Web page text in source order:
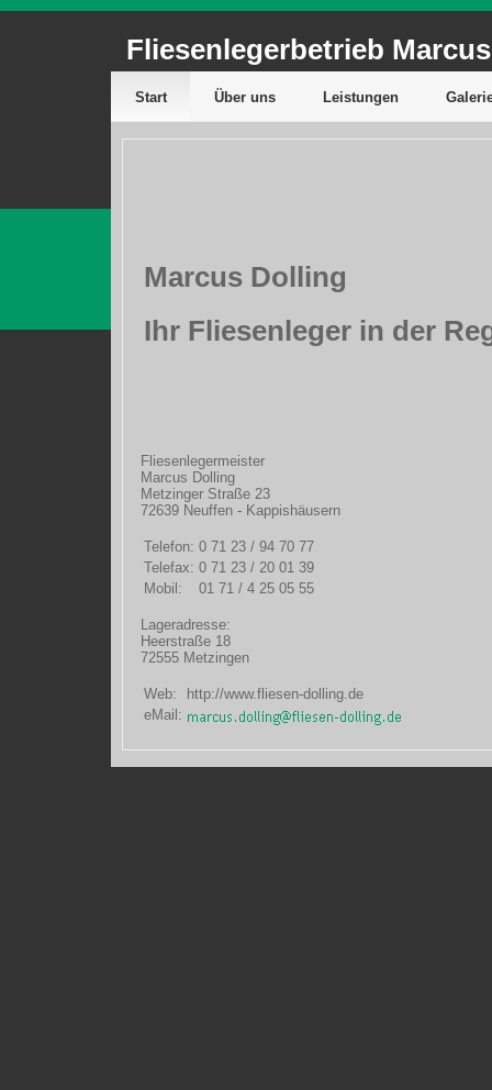
Fliesenlegerbetrieb
Start Über uns Leistungen
Marcus Dolling
Ihr Fliesenleger in der
Fliesenlegermeister
Marcus Dolling
Metzinger Straße 23
72639 Neuffen - Kappishäusern
Telefon: 0 71 23 / 94 70 77
Telefax: 0 71 23 / 20 01 39
Mobil:
01 71 / 4 25 05 55
Lageradresse:
Heerstraße 18
72555 Metzingen
Web:
http://www.fliesen-dolling.de
eMail: